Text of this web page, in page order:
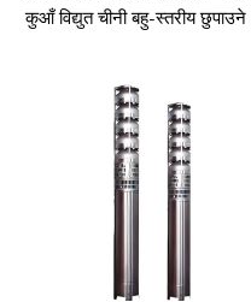
कुआँ विद्युत चीनी बहु-स्तरीय छुपाउने